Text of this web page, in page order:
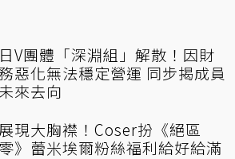
日V團體「深淵組」解散！因財
惡化無法穩定營運 同步揭成員
未來去向
展現大胸襟！Coser扮《絕區
零》蕾米埃爾粉絲福利給好給滿